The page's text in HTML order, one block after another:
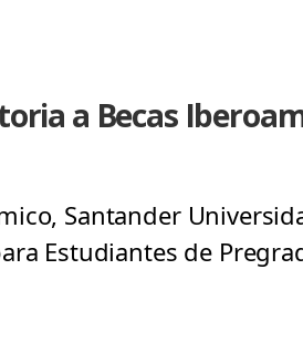
a Becas
Santander
Estudiantes de